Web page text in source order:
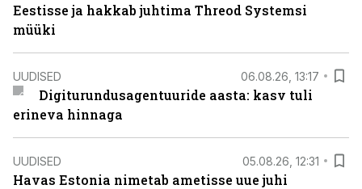
Eestisse ja hakkab juhtima Threod Systemsi
müüki
UUDISED 06.08.26, 13:17
Digiturundusagentuuride aasta: kasv tuli
erineva hinnaga
UUDISED 05.08.26, 12:31
Havas Estonia nimetab ametisse uue juhi